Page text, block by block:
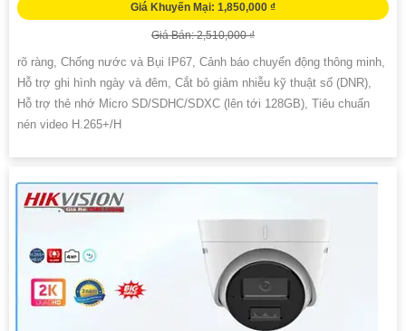
Giá Khuyến Mại: 1,850,000 ₫
Giá Bán: 2,510,000 ₫
rõ ràng, Chống nước và Bụi IP67, Cảnh báo chuyển động thông minh,
Hỗ trợ ghi hình ngày và đêm, Cắt bỏ giảm nhiễu kỹ thuật số (DNR),
Hỗ trợ thẻ nhớ Micro SD/SDHC/SDXC (lên tới 128GB), Tiêu chuẩn
nén video H.265+/H